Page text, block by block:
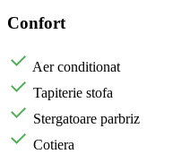
Confort
Aer conditionat
Tapiterie stofa
Stergatoare parbriz
Cotiera